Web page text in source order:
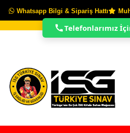
Whatsapp Bilgi & Sipariş Hattı
Telefonlarımız